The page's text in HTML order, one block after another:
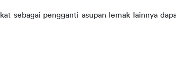
sebagai pengganti asupan lemak lainnya